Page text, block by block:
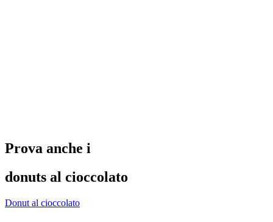
Prova anche i
donuts al cioccolato
Donut al cioccolato